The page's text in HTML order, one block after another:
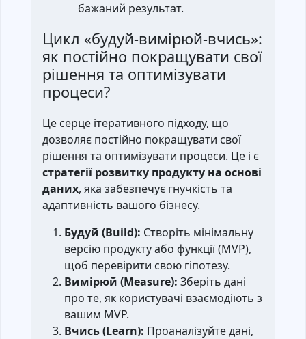
бажаний результат.
Цикл «будуй-вимірюй-вчись»:
як постійно покращувати свої
рішення та оптимізувати
процеси?
Це серце ітеративного підходу, що
дозволяє постійно покращувати свої
рішення та оптимізувати процеси. Це і є
стратегії розвитку продукту на основі
даних, яка забезпечує гнучкість та
адаптивність вашого бізнесу.
Будуй (Build): Створіть мінімальну
версію продукту або функції (MVP),
щоб перевірити свою гіпотезу.
Вимірюй (Measure): Зберіть дані
про те, як користувачі взаємодіють з
вашим MVP.
Вчись (Learn): Проаналізуйте дані,